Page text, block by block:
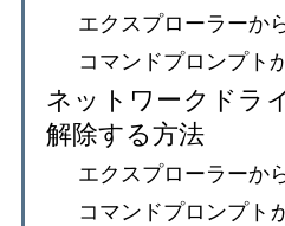
エクスプローラーか
コマンドプロンプト
ネットワークドラ
解除する方法
エクスプローラーか
コマンドプロンプト